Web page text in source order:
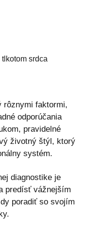
srdca
rôznymi faktormi,
odporúčania
pravidelné
životný štýl, ktorý
systém.
diagnostike je
predísť vážnejším
poradiť so svojím